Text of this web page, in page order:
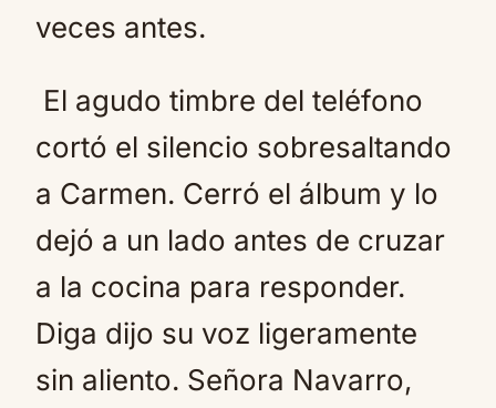
veces antes.
El agudo timbre del teléfono
cortó el silencio sobresaltando
a Carmen. Cerró el álbum y lo
dejó a un lado antes de cruzar
a la cocina para responder.
Diga dijo su voz ligeramente
sin aliento. Señora Navarro,